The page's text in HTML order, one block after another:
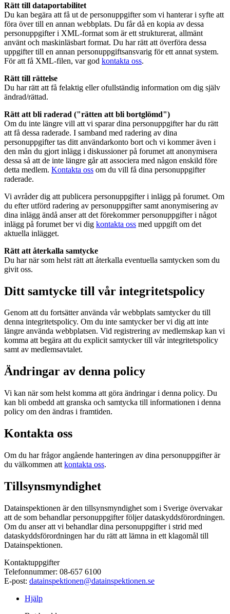
Rätt till dataportabilitet
Du kan begära att få ut de personuppgifter som vi hanterar i syfte att
föra över till en annan webbplats. Du får då en kopia av dessa
personuppgifter i XML-format som är ett strukturerat, allmänt
använt och maskinläsbart format. Du har rätt att överföra dessa
uppgifter till en annan personuppgiftsansvarig för ett annat system.
För att få XML-filen, var god kontakta oss.
Rätt till rättelse
Du har rätt att få felaktig eller ofullständig information om dig själv
ändrad/rättad.
Rätt att bli raderad ("rätten att bli bortglömd")
Om du inte längre vill att vi sparar dina personuppgifter har du rätt
att få dessa raderade. I samband med radering av dina
personuppgifter tas ditt användarkonto bort och vi kommer även i
den mån du gjort inlägg i diskussioner på forumet att anonymisera
dessa så att de inte längre går att associera med någon enskild före
detta medlem. Kontakta oss om du vill få dina personuppgifter
raderade.
Vi avråder dig att publicera personuppgifter i inlägg på forumet. Om
du efter utförd radering av personuppgifter samt anonymisering av
dina inlägg ändå anser att det förekommer personuppgifter i något
inlägg på forumet ber vi dig kontakta oss med uppgift om det
aktuella inlägget.
Rätt att återkalla samtycke
Du har när som helst rätt att återkalla eventuella samtycken som du
givit oss.
Ditt samtycke till vår integritetspolicy
Genom att du fortsätter använda vår webbplats samtycker du till
denna integritetspolicy. Om du inte samtycker ber vi dig att inte
längre använda webbplatsen. Vid registrering av medlemskap kan vi
komma att begära att du explicit samtycker till vår integritetspolicy
samt av medlemsavtalet.
Ändringar av denna policy
Vi kan när som helst komma att göra ändringar i denna policy. Du
kan bli ombedd att granska och samtycka till informationen i denna
policy om den ändras i framtiden.
Kontakta oss
Om du har frågor angående hanteringen av dina personuppgifter är
du välkommen att kontakta oss.
Tillsynsmyndighet
Datainspektionen är den tillsynsmyndighet som i Sverige övervakar
att de som behandlar personuppgifter följer dataskyddsförordningen.
Om du anser att vi behandlar dina personuppgifter i strid med
dataskyddsförordningen har du rätt att lämna in ett klagomål till
Datainspektionen.
Kontaktuppgifter
Telefonnummer: 08-657 6100
E-post: datainspektionen@datainspektionen.se
Hjälp